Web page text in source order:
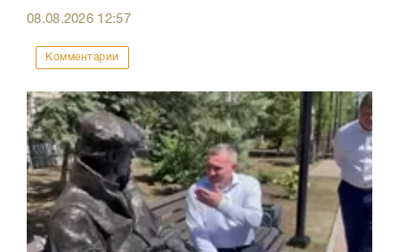
08.08.2026 12:57
Комментарии